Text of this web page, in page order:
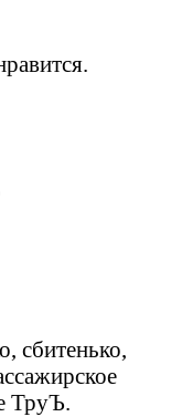
сбитенько,
ТруЪ.